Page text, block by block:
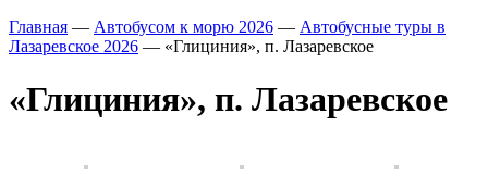
Главная — Автобусом к морю 2026 — Автобусные туры в
Лазаревское 2026 — «Глициния», п. Лазаревское
«Глициния», п. Лазаревское